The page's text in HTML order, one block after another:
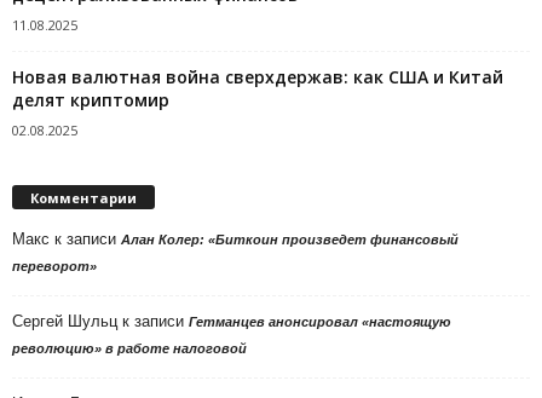
11.08.2025
Новая валютная война сверхдержав: как США и Китай
делят криптомир
02.08.2025
Комментарии
Макс к записи Алан Колер: «Биткоин произведет финансовый
переворот»
Сергей Шульц к записи Гетманцев анонсировал «настоящую
революцию» в работе налоговой